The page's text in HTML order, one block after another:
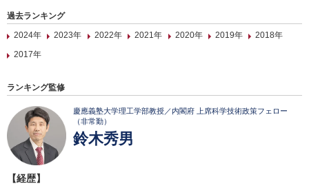
過去ランキング
2024年
2023年 2022年 2021年 2020年 2019年
2018年
2017年
ランキング監修
慶應義塾大学理工学部教授／内閣府 上席科学技術政策フェロー
（非常勤）
鈴木秀男
【経歴】